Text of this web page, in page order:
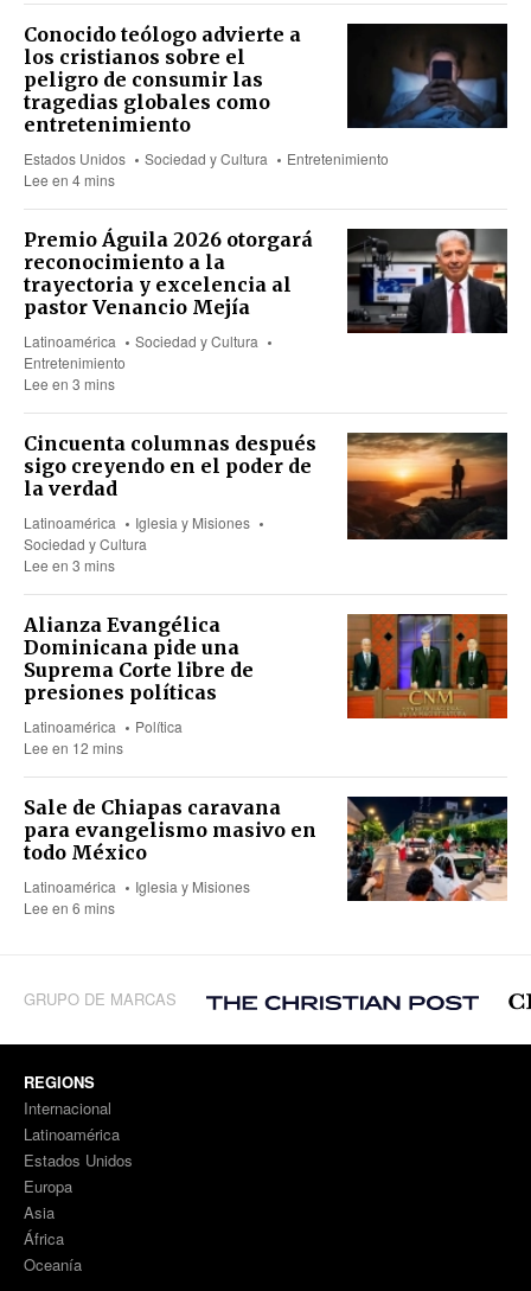
Conocido teólogo advierte a
los cristianos sobre el
peligro de consumir las
tragedias globales como
entretenimiento
Estados Unidos Sociedad y Cultura
Entretenimiento
Lee en 4 mins
Premio Águila 2026 otorgará
reconocimiento a la
trayectoria y excelencia al
pastor Venancio Mejía
Latinoamérica
Sociedad y Cultura
Entretenimiento
Lee en 3 mins
Cincuenta columnas después
sigo creyendo en el poder de
la verdad
Latinoamérica
Iglesia y Misiones
Sociedad y Cultura
Lee en 3 mins
Alianza Evangélica
Dominicana pide una
Suprema Corte libre de
presiones políticas
Latinoamérica
Política
Lee en 12 mins
Sale de Chiapas caravana
para evangelismo masivo en
todo México
Latinoamérica
Iglesia y Misiones
Lee en 6 mins
GRUPO DE MARCAS
REGIONS
Internacional
Latinoamérica
Estados Unidos
Europa
Asia
África
Oceanía